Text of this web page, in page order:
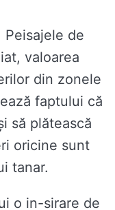
de
valoarea
din zonele
faptului că
să plătească
oricine sunt
tanar.
o in-sirare de